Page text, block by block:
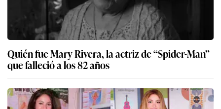
Quién fue Mary Rivera, la actriz de “Spider-Man”
que falleció a los 82 años